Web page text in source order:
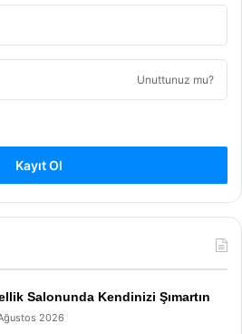
Unuttunuz mu?
Kayıt Ol
Salonunda Kendinizi Şımartın
2026